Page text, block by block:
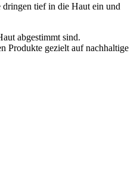
tief in die Haut ein und
abgestimmt sind.
Produkte gezielt auf nachhaltige